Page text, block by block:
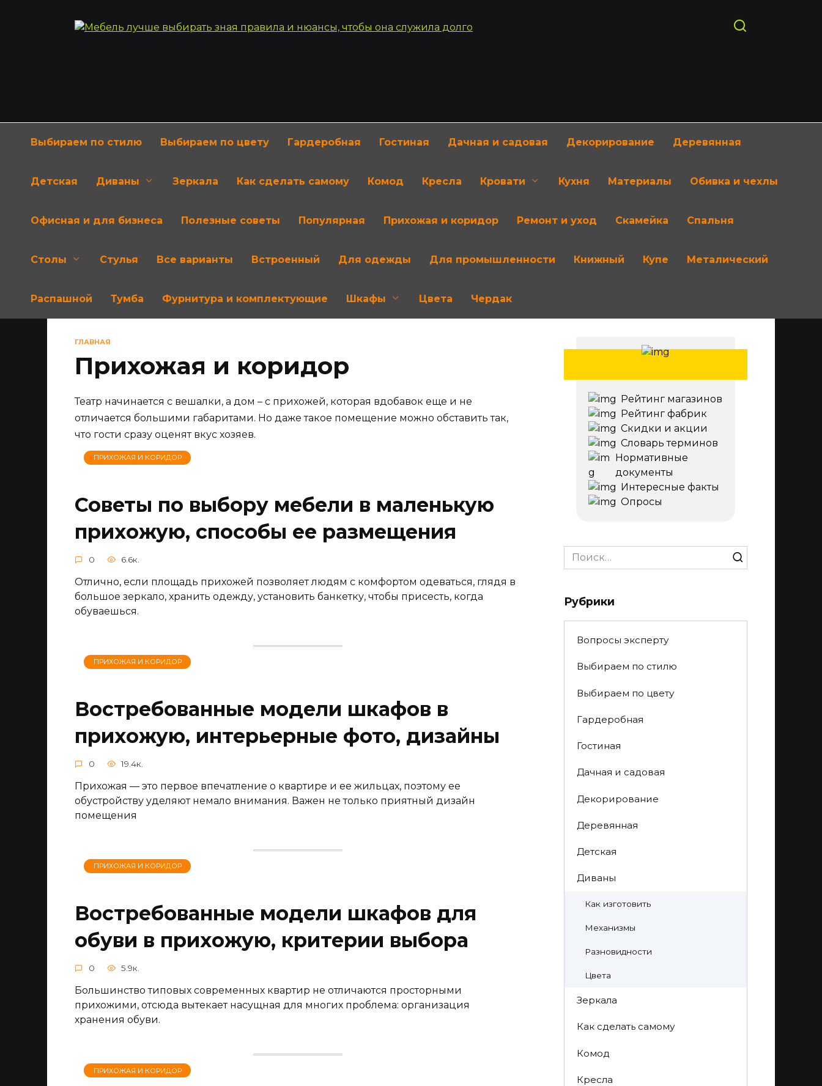
Выбираем по стилю Выбираем по цвету Гардеробная Гостиная Дачная и садовая Декорирование Деревянная
Детская Диваны Зеркала Как сделать самому Комод Кресла Кровати Кухня Материалы Обивка и чехлы
Офисная и для бизнеса Полезные советы Популярная Прихожая и коридор Ремонт и уход Скамейка Спальня
Столы Стулья Все варианты Встроенный Для одежды Для промышленности Книжный Купе Металический
Распашной Тумба Фурнитура и комплектующие Шкафы Цвета Чердак
ГЛАВНАЯ
Прихожая и коридор
Театр начинается с вешалки, а дом – с прихожей, которая вдобавок еще и не
отличается большими габаритами. Но даже такое помещение можно обставить так,
что гости сразу оценят вкус хозяев.
ПРИХОЖАЯ И КОРИДОР
Советы по выбору мебели в маленькую
прихожую, способы ее размещения
0 6.6к.
Отлично, если площадь прихожей позволяет людям с комфортом одеваться, глядя в
большое зеркало, хранить одежду, установить банкетку, чтобы присесть, когда
обуваешься.
ПРИХОЖАЯ И КОРИДОР
Востребованные модели шкафов в
прихожую, интерьерные фото, дизайны
0 19.4к.
Прихожая — это первое впечатление о квартире и ее жильцах, поэтому ее
обустройству уделяют немало внимания. Важен не только приятный дизайн
помещения
ПРИХОЖАЯ И КОРИДОР
Востребованные модели шкафов для
обуви в прихожую, критерии выбора
0 5.9к.
Большинство типовых современных квартир не отличаются просторными
прихожими, отсюда вытекает насущная для многих проблема: организация
хранения обуви.
ПРИХОЖАЯ И КОРИДОР
Рейтинг магазинов
Рейтинг фабрик
Скидки и акции
Словарь терминов
Нормативные
документы
Интересные факты
Опросы
Search
for:
Рубрики
Вопросы эксперту
Выбираем по стилю
Выбираем по цвету
Гардеробная
Гостиная
Дачная и садовая
Декорирование
Деревянная
Детская
Диваны
Как изготовить
Механизмы
Разновидности
Цвета
Зеркала
Как сделать самому
Комод
Кресла